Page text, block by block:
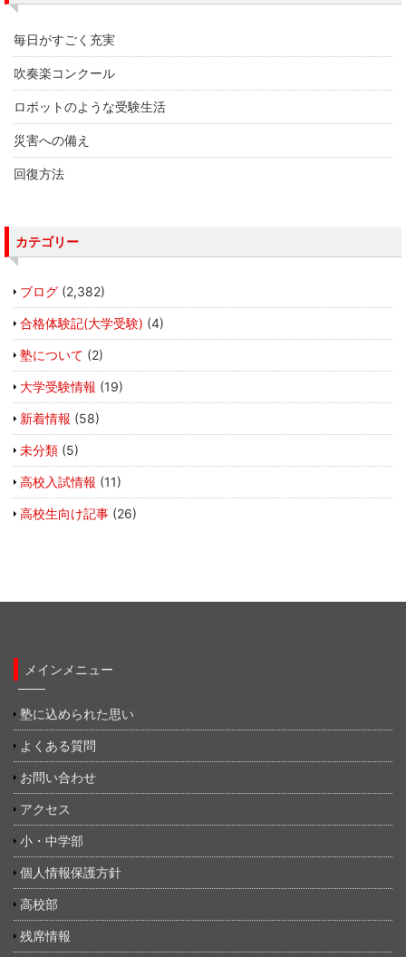
毎日がすごく充実
吹奏楽コンクール
ロボットのような受験生活
災害への備え
回復方法
カテゴリー
ブログ (2,382)
合格体験記(大学受験) (4)
塾について (2)
大学受験情報 (19)
新着情報 (58)
未分類 (5)
高校入試情報 (11)
高校生向け記事 (26)
メインメニュー
塾に込められた思い
よくある質問
お問い合わせ
アクセス
小・中学部
個人情報保護方針
高校部
残席情報